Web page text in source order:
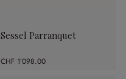
Sessel Parranquet
CHF 1’098.00